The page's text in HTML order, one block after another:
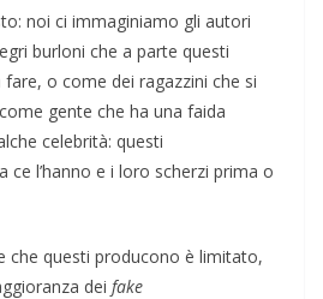
noi ci immaginiamo gli autori
burloni che a parte questi
o come dei ragazzini che si
gente che ha una faida
celebrità: questi
ce l’hanno e i loro scherzi prima o
che questi producono è limitato,
dei fake